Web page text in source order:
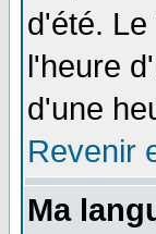
d'été.
l'heure
d'une
Revenir
Ma